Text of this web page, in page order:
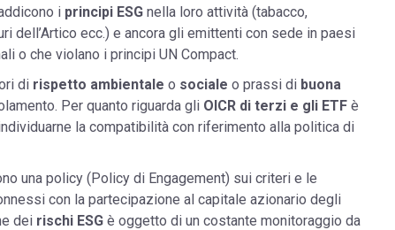
i principi ESG nella loro attività (tabacco,
dell’Artico ecc.) e ancora gli emittenti con sede in paesi
o che violano i principi UN Compact.
di rispetto ambientale o sociale o prassi di buona
Per quanto riguarda gli OICR di terzi e gli ETF è
la compatibilità con riferimento alla politica di
una policy (Policy di Engagement) sui criteri e le
con la partecipazione al capitale azionario degli
dei rischi ESG è oggetto di un costante monitoraggio da